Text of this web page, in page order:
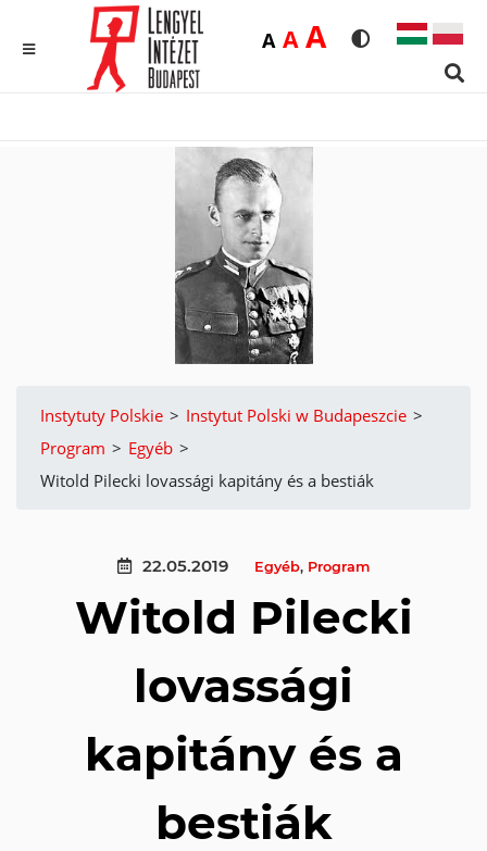
Rozmiar
ADomyślna
AŚrednia
ADużaWersja
Instytuty Polskie > Instytut Polski w Budapeszcie >
Program > Egyéb >
Witold Pilecki lovassági kapitány és a bestiák
22.05.2019 Egyéb, Program
Witold Pilecki
lovassági
kapitány és a
bestiák